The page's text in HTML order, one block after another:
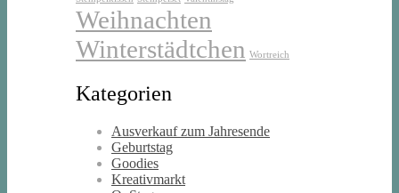
Weihnachten
Winterstädtchen Wortreich
Kategorien
Ausverkauf zum Jahresende
Geburtstag
Goodies
Kreativmarkt